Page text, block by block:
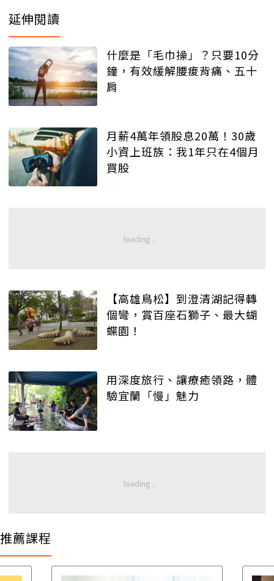
延伸閱讀
什麼是「毛巾操」？只要10分
鐘，有效緩解腰痠背痛、五十
肩
月薪4萬年領股息20萬！30歲
小資上班族：我1年只在4個月
買股
【高雄鳥松】到澄清湖記得轉
個彎，賞百座石獅子、最大蝴
蝶園！
用深度旅行、讓療癒領路，體
驗宜蘭「慢」魅力
推薦課程